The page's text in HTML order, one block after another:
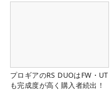
プロギアのRS DUOはFW・UT
も完成度が高く購入者続出！